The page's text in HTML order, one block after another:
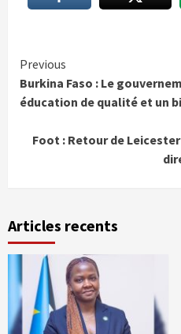
Continue
Reading
Previous
Burkina Faso : Le
éducation de qualité et un
Foot : Retour de
Articles recents